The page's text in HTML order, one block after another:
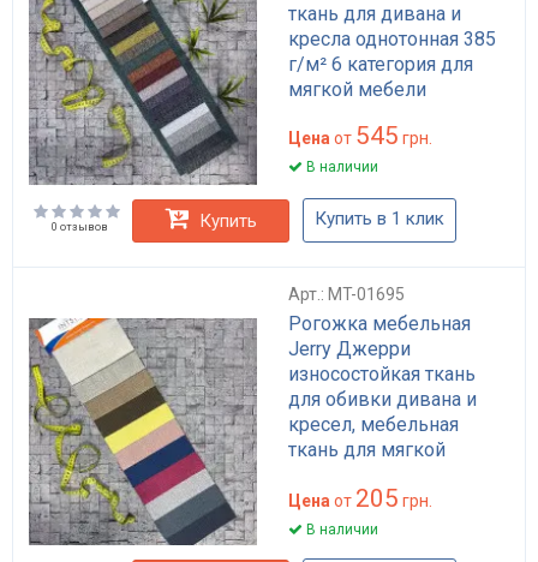
ткань для дивана и
кресла однотонная 385
г/м² 6 категория для
мягкой мебели
Цена от 545 грн.
В наличии
0 отзывов Купить Купить в 1 клик
Арт.: MT-01695
Рогожка мебельная
Jerry Джерри
износостойкая ткань
для обивки дивана и
кресел, мебельная
ткань для мягкой
легкая в уходе, 100%
полиэстер, ширина 140
Цена от 205 грн.
В наличии